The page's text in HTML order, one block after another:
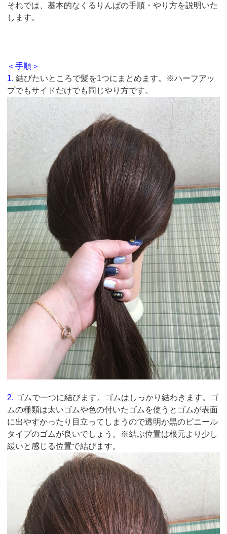
それでは、基本的なくるりんぱの手順・やり方を説明いた
します。
＜手順＞
1.結びたいところで髪を1つにまとめます。※ハーフアッ
プでもサイドだけでも同じやり方です。
2. ゴムで一つに結びます。ゴムはしっかり結わきます。ゴ
ムの種類は太いゴムや色の付いたゴムを使うとゴムが表面
に出やすかったり目立ってしまうので透明か黒のビニール
タイプのゴムが良いでしょう。※結ぶ位置は根元より少し
緩いと感じる位置で結びます。